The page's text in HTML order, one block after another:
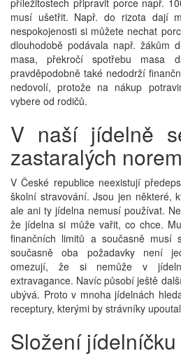
musí ušetřit. Např. do rizota dají
nespokojenosti si můžete nechat
dlouhodobě podávala např. žákům
masa, překročí spotřebu masa
pravděpodobně také nedodrží
nedovolí, protože na nákup
vybere od rodičů.
V naší jídelně
zastaralých norem
V České republice neexistují
školní stravování. Jsou jen některé,
ale ani ty jídelna nemusí používat.
že jídelna si může vařit, co chce.
finančních limitů a současně musí
současně oba požadavky není
omezují, že si nemůže v
extravagance. Navíc působí ještě
ubývá. Proto v mnoha jídelnách
receptury, kterými by strávníky
Složení